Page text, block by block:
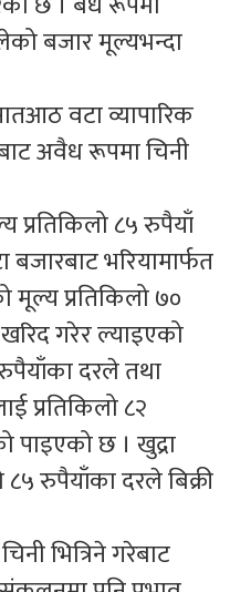
बजार मूल्यभन्दा
वटा व्यापारिक
अवैध रूपमा चिनी
प्रतिकिलो ८५ रुपैयाँ
भरियामार्फत
मूल्य प्रतिकिलो ७०
गरेर ल्याइएको
दरले तथा
प्रतिकिलो ८२
पाइएको छ । खुद्रा
रुपैयाँका दरले बिक्री
भित्रिने गरेबाट